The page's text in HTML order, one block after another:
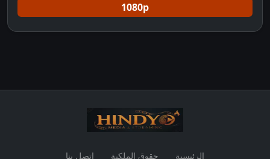
1080p
الرئيسية حقوق الملكية اتصل بنا